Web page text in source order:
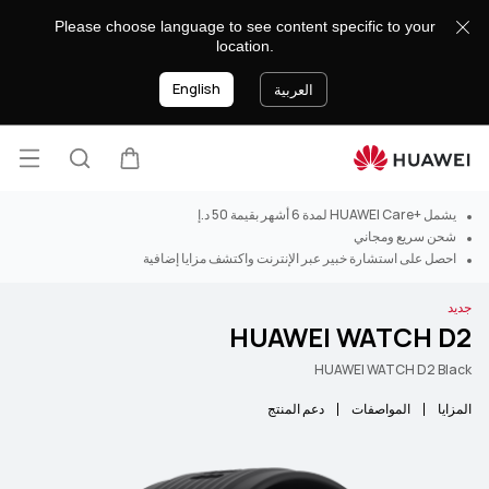
Please choose language to see content specific to your
location.
العربية English
فتح
يشمل +HUAWEI Care لمدة 6 أشهر بقيمة 50 د.إ
شحن سريع ومجاني
احصل على استشارة خبير عبر الإنترنت واكتشف مزايا إضافية
جديد
HUAWEI WATCH D2
HUAWEI WATCH D2 Black
المزايا المواصفات دعم المنتج